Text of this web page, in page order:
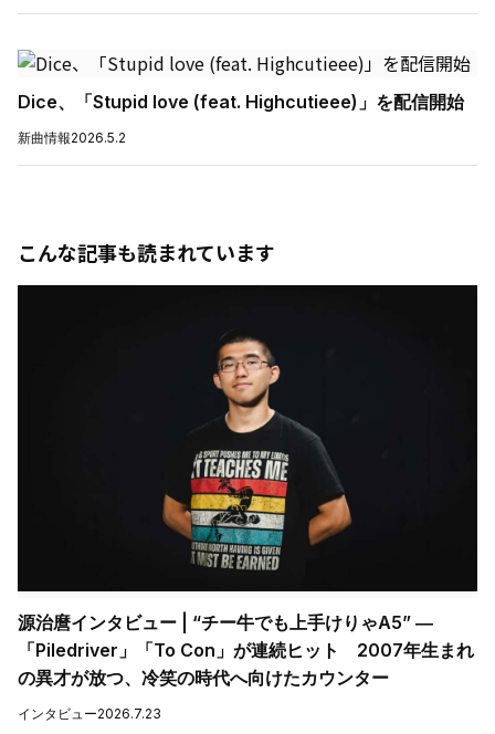
Dice、「Stupid love (feat. Highcutieee)」を配信開始
新曲情報2026.5.2
こんな記事も読まれています
源治麿インタビュー | “チー牛でも上手けりゃA5” ―
「Piledriver」「To Con」が連続ヒット 2007年生まれ
の異才が放つ、冷笑の時代へ向けたカウンター
インタビュー2026.7.23